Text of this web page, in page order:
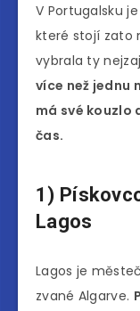
V Portugalsku
které stojí zato
vybrala ty
více než jednu
má své kouzlo
čas.
1)
Lagos
Lagos je
zvané Algarve.